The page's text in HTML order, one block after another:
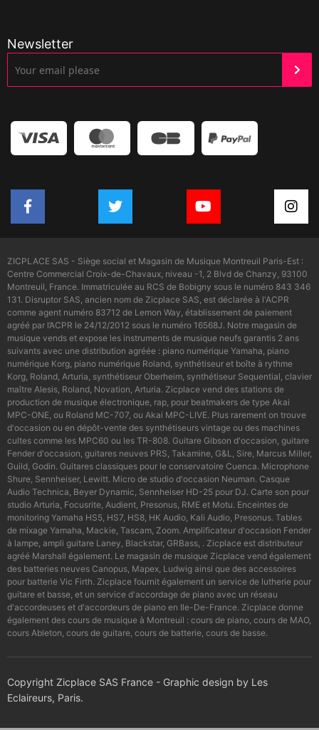
Newsletter
ZICPLACE SAS - Siège social et Magasin de Musique Montreuil Paris-Est :
Centre Commercial Croix-de-Chavaux, niveau -1, 2 Blvd de Chanzy, 93100
Montreuil, France. Immatriculée au RCS de Bobigny sous le numéro 843 346
131. Disruptor SAS, ancien nom de Zicplace SAS, est déclarée à l'ACPR
comme agent numéro 83712 de Lemon Way, établissement de paiement
agréé par l’ACPR le 24/12/2012 sous le numéro 16568J. Notre magasin de
musique vends et expose les instruments de musique neufs garantis 2 ans
suivants avec une distribution agréée : piano numérique Yamaha, piano
numérique Korg, piano numérique Roland, synthétiseur et boîte à rythme
Korg, Roland, Arturia, synthétiseur Oberheim, synthétiseur Sequential, clavier
maître Alesis, Roland, Novation, Arturia. Zicplace vend des stations de
production de musique électronique, rap, pour beatmakers de type Akai
MPC-ONE, ou Roland MC-707, ou Akai MPC-LIVE. Plus rarement on trouve
d'occasion ou en dépôt-vente des synthétiseurs vintage ou des machines
cultes comme les MPC60 ou les TR-808. Guitare Gibson d'occasion, guitare
Fender d'occasion, guitares neuves PRS, Takamine, G&L, Sire, Marcus Miller,
Guild, Godin. Guitares classiques pour le conservatoire Cuenca. Microphone
Shure, Sennheiser, Lewitt. Micro de studio d'occasion Neuman. Casque
Audio Technica, Beyer Dynamic, Sennheiser HD-25 pour DJ. Carte son pour
studio Arturia, Focusrite, Audient, Presonus, RME et Motu. Enceintes de
monitoring Yamaha HS5, HS7, HS8, HK Audio, Kali Audio, Presonus. Tables
de mixage Yamaha, Mackie, Tascam, Zoom. Amplificateur d'occasion Fender
à lampe, ampli guitare Laney, Blackstar, GRBass, . Zicplace est distributeur
agréé Marshall également. Le magasin de musique Zicplace vend également
des batteries neuves Canopus, Mapex, Ludwig ainsi que des accessoires
pour batterie Vic Firth. Zicplace fournit également un service de lutherie pour
guitare et basse, et un service d'accordage de piano avec un réseau
d'accordeuses et d'accordeurs de piano en Ile-De-France. Zicplace donne
également des cours de musique à Montreuil : cours de piano, cours de MAO,
cours Ableton, cours de guitare, cours de batterie, cours de basse.
Copyright Zicplace SAS France - Graphic design by Les
Eclaireurs, Paris.